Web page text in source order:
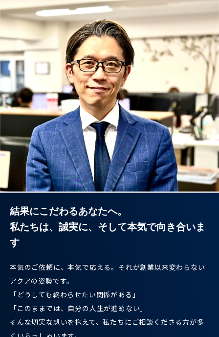
スタッフ紹介
STAFF
今週頂いたご意見
VOICE
結果にこだわるあなたへ。
私たちは、誠実に、そして本気で向き合いま
す